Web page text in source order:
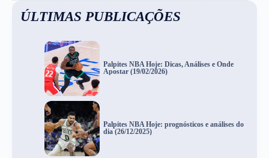
ÚLTIMAS PUBLICAÇÕES
Palpites NBA Hoje: Dicas, Análises e Onde
Apostar (19/02/2026)
Palpites NBA Hoje: prognósticos e análises do
dia (26/12/2025)